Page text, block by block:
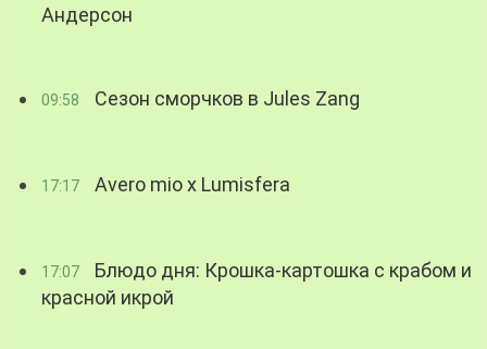
Андерсон
09:58 Сезон сморчков в Jules Zang
17:17 Avero mio x Lumisfera
17:07
Блюдо дня: Крошка-картошка с крабом и
красной икрой